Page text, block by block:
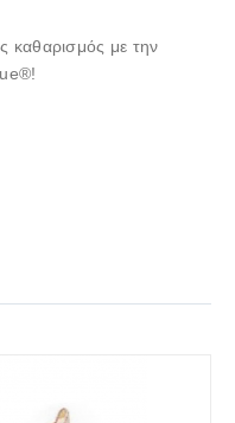
καθαρισμός με την